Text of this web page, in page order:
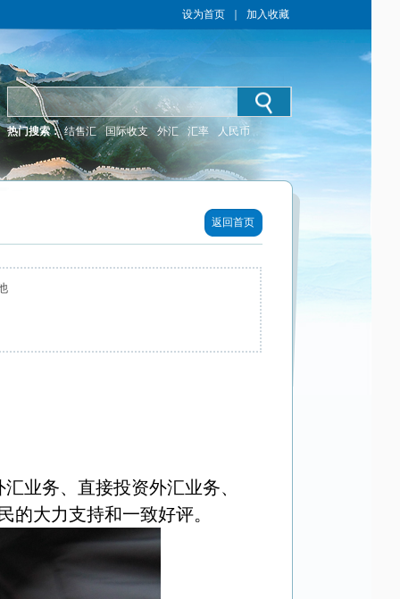
设为首页 加入收藏
热门搜索： 结售汇 国际收支 外汇 汇率 人民币
返回首页
业务、直接投资外汇业务、
的大力支持和一致好评。